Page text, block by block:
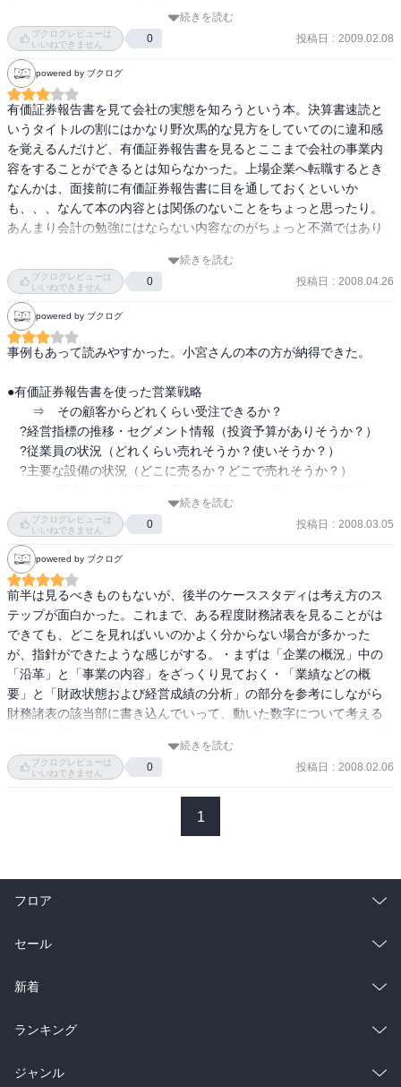
権と少数株主持分を除いた金額を総資本で割るという方法に変更さ
れている
・投資ファンドに狙われやすい企業
－会社の財務状況が健全である（自己資本比率が高い）
－安定したビジネスを持っている
－ビジネスは安定しているが経営効率が悪いため、ビジネスプロセ
スを改善すれば企業価値を上げることができる
－換金可能性の高い優良資産を保有しているが株価に反映されてい
ない
・本当の統合比率・力関係
－共同持株会社での発行済株式数（＝発行済み株式総数×株式移転比
率）で比較する
・キャッシュ：現金及び現金同等物
－現金：手元現金及び要求支払い預金（使いたいときにすぐに引き
出せる普通預金や通知預金等）
－現金同等物：取得日から三ヶ月以内に満期の到来する資産で、価
値が変動するリスクが少なく容易の換金可能であるもの
預金はキャッシュに含まれない
→BSの現金とCFの現金及び現金同等物の数値が異なる
続きを読む
ブクログレビューは
いいねできません
0 投稿日 : 2009.02.08
powered by ブクログ
有価証券報告書を見て会社の実態を知ろうという本。決算書速読と
いうタイトルの割にはかなり野次馬的な見方をしていてのに違和感
を覚えるんだけど、有価証券報告書を見るとここまで会社の事業内
容をすることができるとは知らなかった。上場企業へ転職するとき
なんかは、面接前に有価証券報告書に目を通しておくといいか
も、、、なんて本の内容とは関係のないことをちょっと思ったり。
あんまり会計の勉強にはならない内容なのがちょっと不満ではあり
続きを読む
ブクログレビューは
いいねできません
0 投稿日 : 2008.04.26
powered by ブクログ
事例もあって読みやすかった。小宮さんの本の方が納得できた。
●有価証券報告書を使った営業戦略
⇒　その顧客からどれくらい受注できるか？
?経営指標の推移・セグメント情報（投資予算がありそうか？）
?従業員の状況（どれくらい売れそうか？使いそうか？）
?主要な設備の状況（どこに売るか？どこで売れそうか？）
に・・・
?役員の状況（どの拠点に投資能力があるか？　⇒　どの役員がど
こで出世してきたか？）
?財務諸表の中の無形固定資産（ソフトウェア）の金額　⇒　ＩＴ
投資が活発か？
?関係会社の状況（子会社で営業を横展開することができるか？）
?どの拠点、どの会社が投資予算を持っているか？
●ＩＴ予算は一般的に売上の１％程度
●営業利益と資本的支出（固定資産の設備投資）が多いところがター
ゲット
●説得力のある数字を使って具体的なビジョンを示さないと、いい返
事は返ってこない。
・「業績等の概要」と「財政状態及び経営成績の分析」の部分をコ
分をコピーする。
・会社の財務状況が健全（自己資本比率が高い）
・経営効率が悪いため、ビジネスプロセスを改善すれば、企業価値
続きを読む
ブクログレビューは
いいねできません
0 投稿日 : 2008.03.05
powered by ブクログ
前半は見るべきものもないが、後半のケーススタディは考え方のス
テップが面白かった。これまで、ある程度財務諸表を見ることがは
できても、どこを見ればいいのかよく分からない場合が多かった
が、指針ができたような感じがする。・まずは「企業の概況」中の
「沿革」と「事業の内容」をざっくり見ておく・「業績などの概
要」と「財政状態および経営成績の分析」の部分を参考にしながら
財務諸表の該当部に書き込んでいって、動いた数字について考える
本的なCF表は導入期：売り上げは上がっておらず、設備投資なども
必要。株式の発行や借り入れなど、財務活動によるCFのみがプラス
になる成熟期：借り入れの返済、配当により財務活動CFはマイナ
続きを読む
ブクログレビューは
いいねできません
0 投稿日 : 2008.02.06
1
フロア
総合
ラノベ
雑誌・グラビア
BL・TL
セール
総合
ラノベ
雑誌・グラビア
新着
総合
ラノベ
ランキング
総合
ジャンル